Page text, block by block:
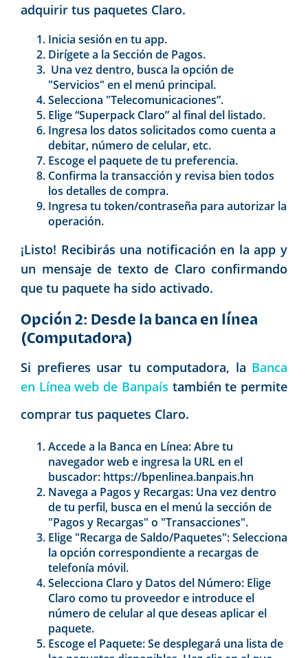
adquirir tus paquetes Claro.
Inicia sesión en tu app.
Dirígete a la Sección de Pagos.
Una vez dentro, busca la opción de
"Servicios" en el menú principal.
Selecciona "Telecomunicaciones”.
Elige “Superpack Claro” al final del listado.
Ingresa los datos solicitados como cuenta a
debitar, número de celular, etc.
Escoge el paquete de tu preferencia.
Confirma la transacción y revisa bien todos
los detalles de compra.
Ingresa tu token/contraseña para autorizar la
operación.
¡Listo! Recibirás una notificación en la app y
un mensaje de texto de Claro confirmando
que tu paquete ha sido activado.
Opción 2: Desde la banca en línea
(Computadora)
Si prefieres usar tu computadora, la Banca
en Línea web de Banpaís también te permite
comprar tus paquetes Claro.
Accede a la Banca en Línea: Abre tu
navegador web e ingresa la URL en el
buscador: https://bpenlinea.banpais.hn
Navega a Pagos y Recargas: Una vez dentro
de tu perfil, busca en el menú la sección de
"Pagos y Recargas" o "Transacciones".
Elige "Recarga de Saldo/Paquetes": Selecciona
la opción correspondiente a recargas de
telefonía móvil.
Selecciona Claro y Datos del Número: Elige
Claro como tu proveedor e introduce el
número de celular al que deseas aplicar el
paquete.
Escoge el Paquete: Se desplegará una lista de